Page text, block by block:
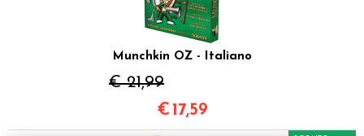
Munchkin OZ - Italiano
€ 21,99
€ 17,59